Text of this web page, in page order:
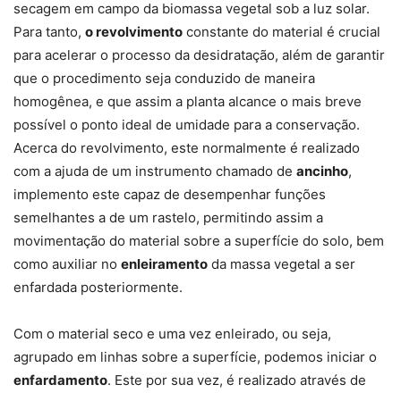
secagem em campo da biomassa vegetal sob a luz solar.
Para tanto, o revolvimento constante do material é crucial
para acelerar o processo da desidratação, além de garantir
que o procedimento seja conduzido de maneira
homogênea, e que assim a planta alcance o mais breve
possível o ponto ideal de umidade para a conservação.
Acerca do revolvimento, este normalmente é realizado
com a ajuda de um instrumento chamado de ancinho,
implemento este capaz de desempenhar funções
semelhantes a de um rastelo, permitindo assim a
movimentação do material sobre a superfície do solo, bem
como auxiliar no enleiramento da massa vegetal a ser
enfardada posteriormente.
Com o material seco e uma vez enleirado, ou seja,
agrupado em linhas sobre a superfície, podemos iniciar o
enfardamento. Este por sua vez, é realizado através de